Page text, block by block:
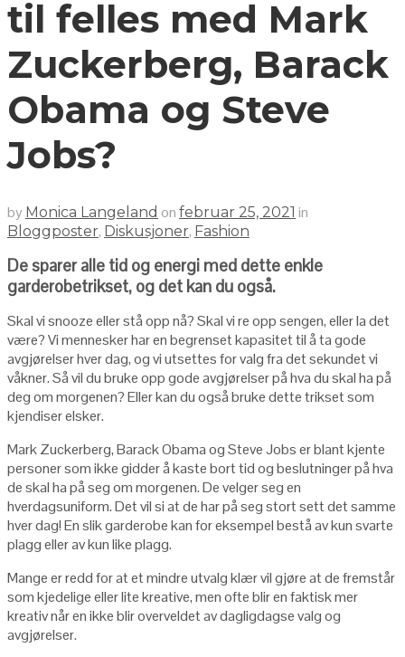
til felles med Mark
Zuckerberg, Barack
Obama og Steve
Jobs?
by Monica Langeland on februar 25, 2021 in
Bloggposter, Diskusjoner, Fashion
De sparer alle tid og energi med dette enkle
garderobetrikset, og det kan du også.
Skal vi snooze eller stå opp nå? Skal vi re opp sengen, eller la det
være? Vi mennesker har en begrenset kapasitet til å ta gode
avgjørelser hver dag, og vi utsettes for valg fra det sekundet vi
våkner. Så vil du bruke opp gode avgjørelser på hva du skal ha på
deg om morgenen? Eller kan du også bruke dette trikset som
kjendiser elsker.
Mark Zuckerberg, Barack Obama og Steve Jobs er blant kjente
personer som ikke gidder å kaste bort tid og beslutninger på hva
de skal ha på seg om morgenen. De velger seg en
hverdagsuniform. Det vil si at de har på seg stort sett det samme
hver dag! En slik garderobe kan for eksempel bestå av kun svarte
plagg eller av kun like plagg.
Mange er redd for at et mindre utvalg klær vil gjøre at de fremstår
som kjedelige eller lite kreative, men ofte blir en faktisk mer
kreativ når en ikke blir overveldet av dagligdagse valg og
avgjørelser.